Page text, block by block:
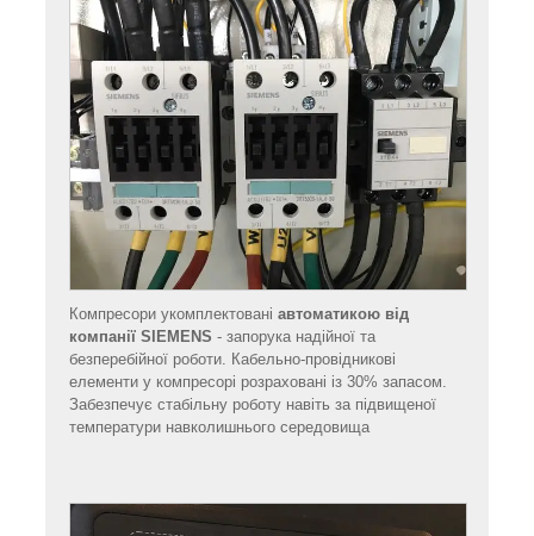
Компресори укомплектовані автоматикою від
компанії SIEMENS - запорука надійної та
безперебійної роботи. Кабельно-провідникові
елементи у компресорі розраховані із 30% запасом.
Забезпечує стабільну роботу навіть за підвищеної
температури навколишнього середовища